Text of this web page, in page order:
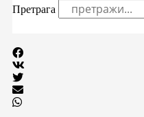
Претрага